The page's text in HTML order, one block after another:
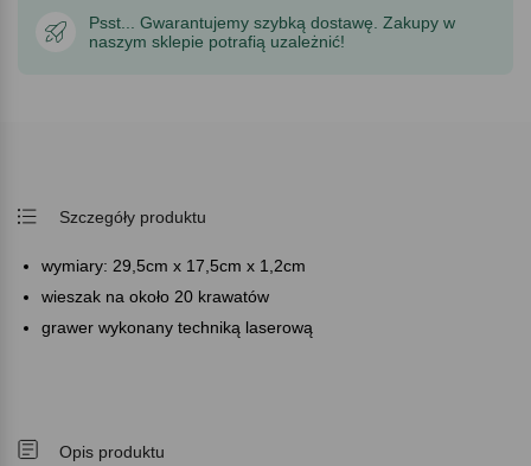
Psst... Gwarantujemy szybką dostawę. Zakupy w
naszym sklepie potrafią uzależnić!
Szczegóły produktu
wymiary: 29,5cm x 17,5cm x 1,2cm
wieszak na około 20 krawatów
grawer wykonany techniką laserową
Opis produktu